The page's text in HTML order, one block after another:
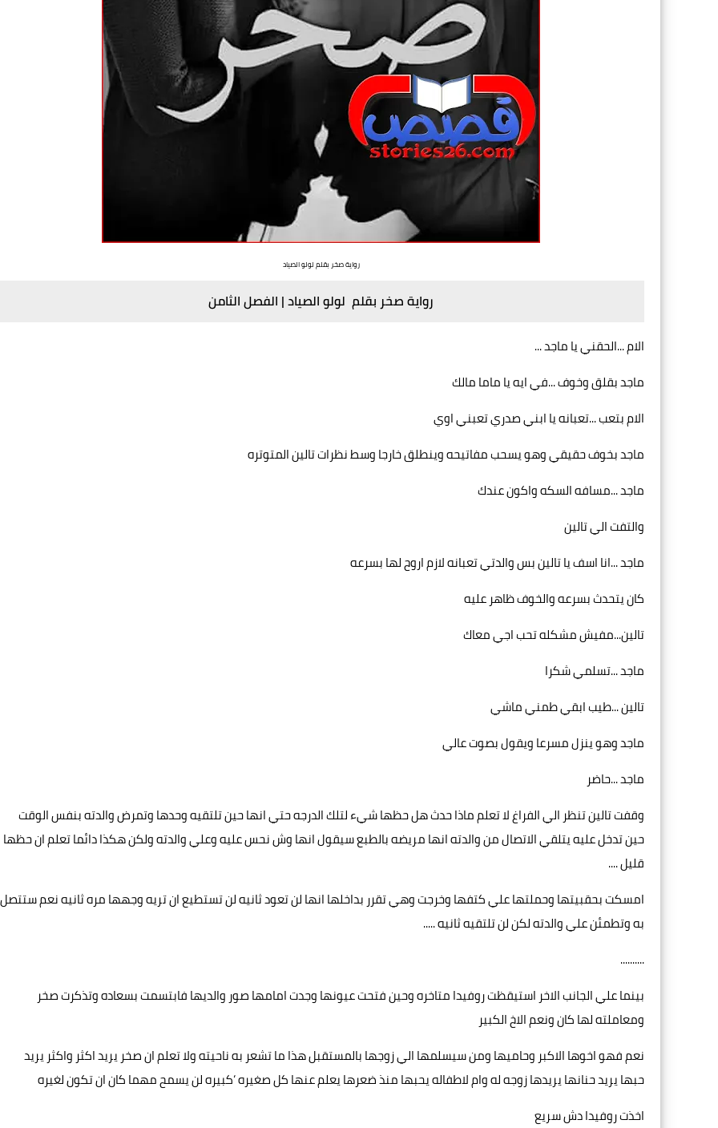
رواية صخر بقلم لولو الصياد
رواية صخر بقلم لولو الصياد | الفصل الثامن
الام ...الحقني يا ماجد ...
ماجد بقلق وخوف ...في ايه يا ماما مالك
الام بتعب ...تعبانه يا ابني صدري تعبني اوي
ماجد بخوف حقيقي وهو يسحب مفاتيحه وينطلق خارجا وسط نظرات تالين المتوتره
ماجد ...مسافه السكه واكون عندك
والتفت الي تالين
ماجد ...انا اسف يا تالين بس والدتي تعبانه لازم اروح لها بسرعه
كان يتحدث بسرعه والخوف ظاهر عليه
تالين...مفيش مشكله تحب اجي معاك
ماجد ...تسلمي شكرا
تالين ...طيب ابقي طمني ماشي
ماجد وهو ينزل مسرعا ويقول بصوت عالي
ماجد ...حاضر
وقفت تالين تنظر الي الفراغ لا تعلم ماذا حدث هل حظها شيء لتلك الدرجه حتي انها حين تلتقيه وحدها وتمرض والدته بنفس الوقت
حين تدخل عليه يتلقي الاتصال من والدته انها مريضه بالطبع سيقول انها وش نحس عليه وعلي والدته ولكن هكذا دائما تعلم ان حظها
قليل ....
امسكت بحقبيتها وحملتها علي كتفها وخرجت وهي تقرر بداخلها انها لن تعود ثانيه لن تستطيع ان تريه وجهها مره ثانيه نعم ستتصل
به وتطمئن علي والدته لكن لن تلتقيه ثانيه .....
..........
بينما علي الجانب الاخر استيقظت روفيدا متاخره وحين فتحت عيونها وجدت امامها صور والديها فابتسمت بسعاده وتذكرت صخر
ومعاملته لها كان ونعم الاخ الكبير
نعم فهو اخوها الاكبر وحاميها ومن سيسلمها الي زوجها بالمستقبل هذا ما تشعر به ناحيته ولا تعلم ان صخر يريد اكثر واكثر يريد
حبها يريد حنانها يريدها زوجه له وام لاطفاله يحبها منذ ضعرها يعلم عنها كل صغيره ‘كبيره لن يسمح مهما كان ان تكون لغيره
اخذت روفيدا دش سريع